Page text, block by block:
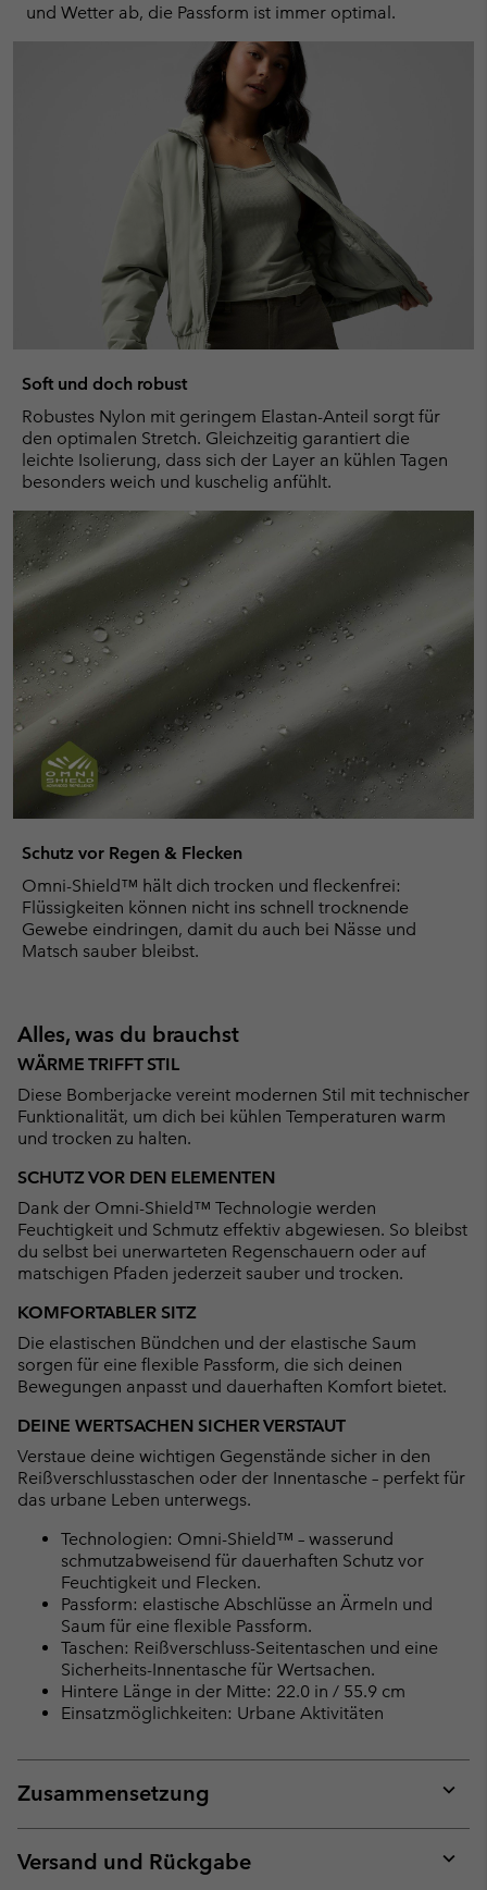
und Wetter ab, die Passform ist immer optimal.
Soft und doch robust
Robustes Nylon mit geringem Elastan-Anteil sorgt für
den optimalen Stretch. Gleichzeitig garantiert die
leichte Isolierung, dass sich der Layer an kühlen Tagen
besonders weich und kuschelig anfühlt.
Schutz vor Regen & Flecken
Omni-Shield™ hält dich trocken und fleckenfrei:
Flüssigkeiten können nicht ins schnell trocknende
Gewebe eindringen, damit du auch bei Nässe und
Matsch sauber bleibst.
Alles, was du brauchst
WÄRME TRIFFT STIL
Diese Bomberjacke vereint modernen Stil mit technischer
Funktionalität, um dich bei kühlen Temperaturen warm
und trocken zu halten.
SCHUTZ VOR DEN ELEMENTEN
Dank der Omni-Shield™ Technologie werden
Feuchtigkeit und Schmutz effektiv abgewiesen. So bleibst
du selbst bei unerwarteten Regenschauern oder auf
matschigen Pfaden jederzeit sauber und trocken.
KOMFORTABLER SITZ
Die elastischen Bündchen und der elastische Saum
sorgen für eine flexible Passform, die sich deinen
Bewegungen anpasst und dauerhaften Komfort bietet.
DEINE WERTSACHEN SICHER VERSTAUT
Verstaue deine wichtigen Gegenstände sicher in den
Reißverschlusstaschen oder der Innentasche – perfekt für
das urbane Leben unterwegs.
Technologien: Omni-Shield™ – wasserund
schmutzabweisend für dauerhaften Schutz vor
Feuchtigkeit und Flecken.
Passform: elastische Abschlüsse an Ärmeln und
Saum für eine flexible Passform.
Taschen: Reißverschluss-Seitentaschen und eine
Sicherheits-Innentasche für Wertsachen.
Hintere Länge in der Mitte: 22.0 in / 55.9 cm
Einsatzmöglichkeiten: Urbane Aktivitäten
Zusammensetzung
or
Versand und Rückgabe